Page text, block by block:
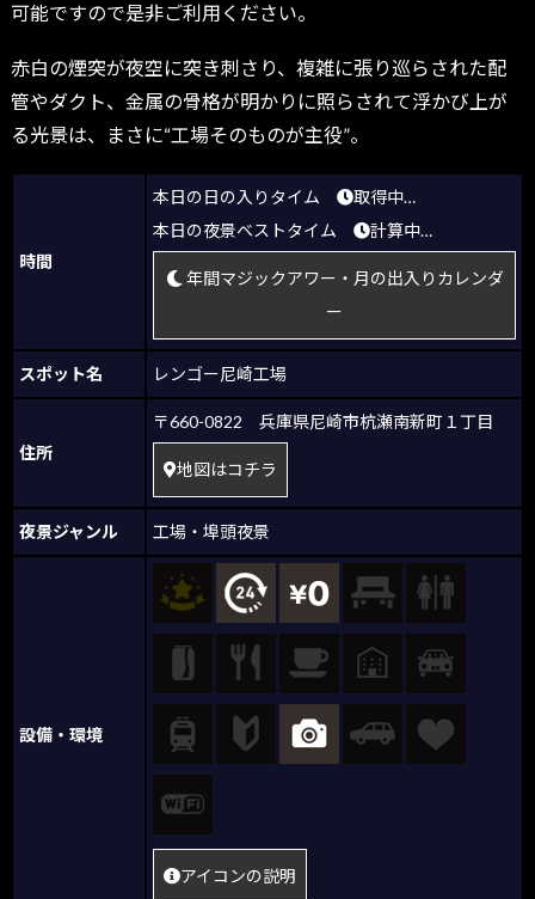
可能ですので是非ご利用ください。
赤白の煙突が夜空に突き刺さり、複雑に張り巡らされた配
管やダクト、金属の骨格が明かりに照らされて浮かび上が
る光景は、まさに“工場そのものが主役”。
時間
本日の日の入りタイム
取得中…
本日の夜景ベストタイム
計算中…
年間マジックアワー・月の出入りカレンダ
ー
スポット名 レンゴー尼崎工場
住所
〒660-0822 兵庫県尼崎市杭瀬南新町１丁目
地図はコチラ
夜景ジャンル 工場・埠頭夜景
設備・環境
アイコンの説明